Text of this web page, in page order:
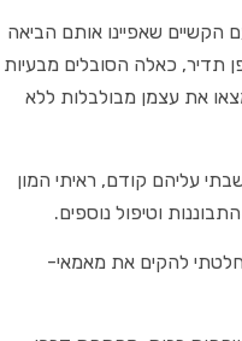
הקשיים שאפיינו אותם הביאה
תדיר, כאלה הסובלים מבעיות
את עצמן מבולבלות ללא
עליהם קודם, ראיתי המון
וטיפול נוספים.
כאשר הייתי מגובשת החלטתי להקים את מאמאי-